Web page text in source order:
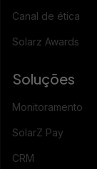
Canal de ética
Solarz Awards
Soluções
Monitoramento
SolarZ Pay
CRM